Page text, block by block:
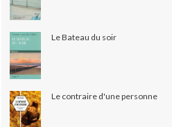
Le Bateau du soir
Le contraire d'une personne